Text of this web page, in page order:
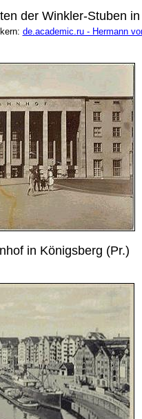
der Winkler-Stuben
de.academic.ru - Hermann
in Königsberg (Pr.)